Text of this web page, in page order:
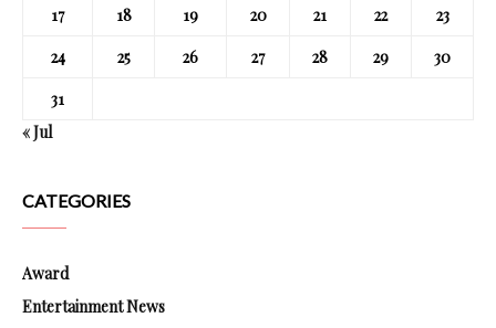
17
18 19 20 21 22
23
24
25 26 27 28 29
30
31
« Jul
CATEGORIES
Award
Entertainment News